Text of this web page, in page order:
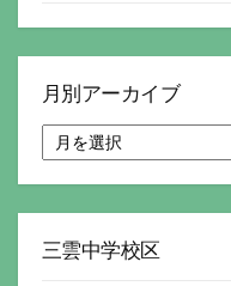
月別アーカイブ
別
ア
イ
三雲中学校区